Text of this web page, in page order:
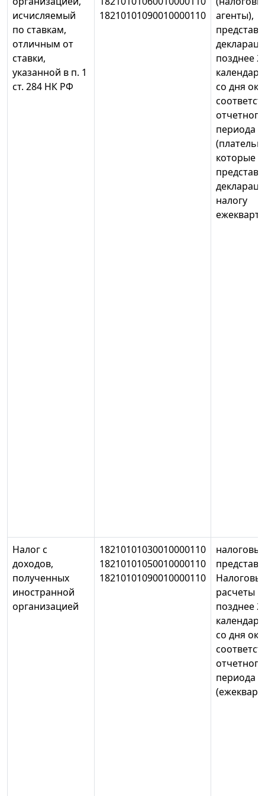
исчисляемый
по ставкам,
отличным от
ставки,
указанной в п. 1
ст. 284 НК РФ
18210101090010000110
агенты),
позднее
со дня
отчетного
периода
которые
налогу
Налог с
доходов,
полученных
иностранной
организацией
18210101030010000110
18210101050010000110
18210101090010000110
расчеты
позднее
со дня
отчетного
периода